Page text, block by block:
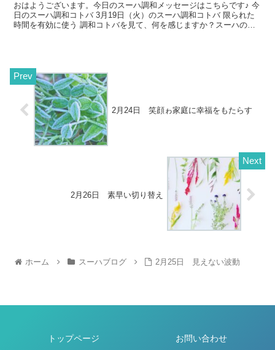
おはようございます。今日のスーハ調和メッセージはこちらです♪ 今
日のスーハ調和コトバ 3月19日（火）のスーハ調和コトバ 限られた
時間を有効に使う 調和コトバを見て、何を感じますか？スーハの世
2月24日 笑顔ゎ家庭に幸福をもたらす
2月26日 素早い切り替え
ホーム スーハブログ 2月25日 見えない波動
トップページ お問い合わせ